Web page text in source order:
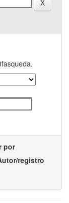
por
registro